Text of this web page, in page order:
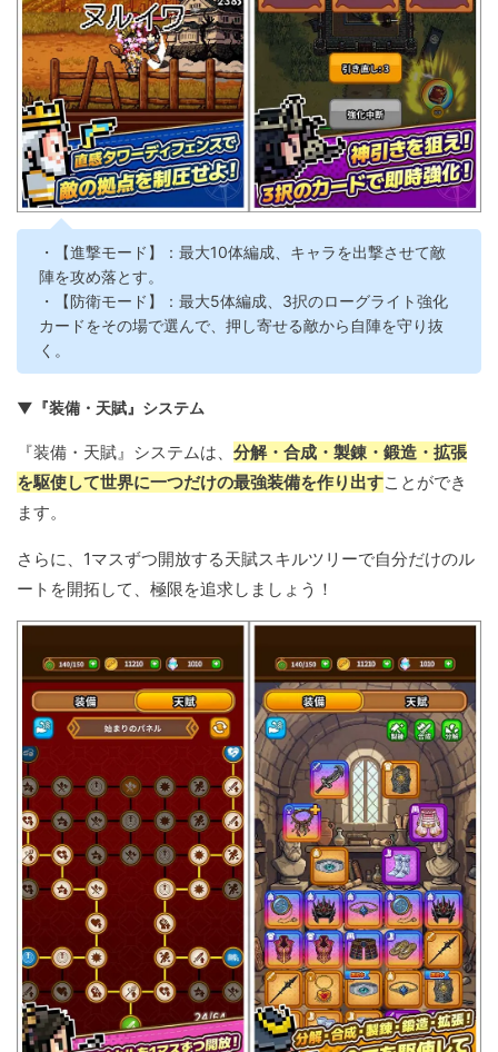
・【進撃モード】：最大10体編成、キャラを出撃させて敵
陣を攻め落とす。
・【防衛モード】：最大5体編成、3択のローグライト強化
カードをその場で選んで、押し寄せる敵から自陣を守り抜
く。
▼『装備・天賦』システム
『装備・天賦』システムは、 分解・合成・製錬・鍛造・拡張
を駆使して世界に一つだけの最強装備を作り出すことができ
ます。
さらに、1マスずつ開放する天賦スキルツリーで自分だけのル
ートを開拓して、極限を追求しましょう！